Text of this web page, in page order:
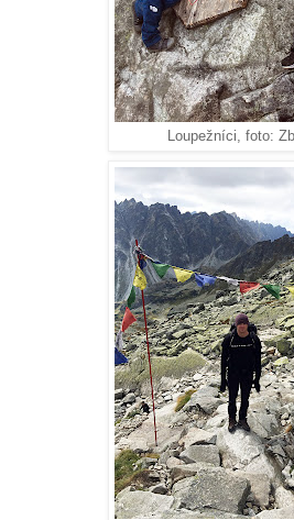
Loupežníci, foto: